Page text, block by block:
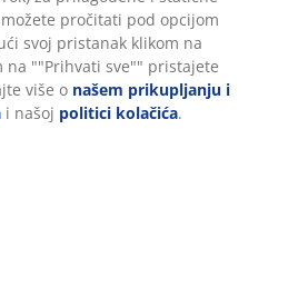
pročitati pod opcijom
svoj pristanak klikom na
na ""Prihvati sve"" pristajete
više o našem prikupljanju i
i našoj politici kolačića.